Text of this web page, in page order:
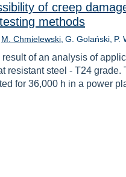
of creep
methods
M. Chmielewski G. Golański P.
of an analysis of
resistant steel - T24
for 36,000 h in a power